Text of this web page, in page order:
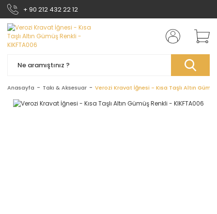
+ 90 212 432 22 12
Anasayfa Takı & Aksesuar Verozi Kravat İğnesi - Kısa Taşlı Altın